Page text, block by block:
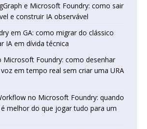
e Microsoft Foundry: como sair
e construir IA observável
em GA: como migrar do clássico
IA em dívida técnica
Microsoft Foundry: como desenhar
em tempo real sem criar uma URA
no Microsoft Foundry: quando
melhor do que jogar tudo para um